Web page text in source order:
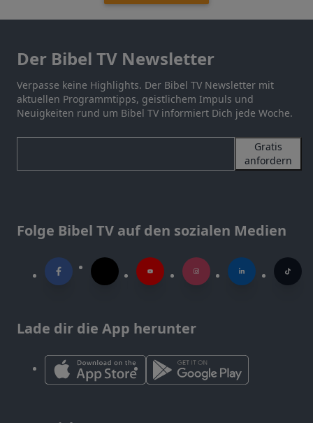
Der Bibel TV Newsletter
Verpasse keine Highlights. Der Bibel TV Newsletter mit
aktuellen Programmtipps, geistlichem Impuls und
Neuigkeiten rund um Bibel TV informiert Dich jede Woche.
Gratis
anfordern
Folge Bibel TV auf den sozialen Medien
Lade dir die App herunter